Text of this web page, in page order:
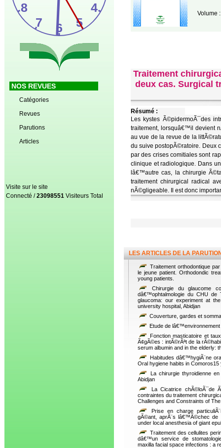
NOS REVUES
Catégories
Revues
Parutions
Articles
Visite sur le site
Connecté /23098551Visiteurs Total
Volume
Traitement
deux cas. Surgical
Résumé :
Les kystes Ã©pidermoÃ¯des
traitement, lorsquâ€™il devient
au vue de la revue de la
du suive postopÃ©ratoire. Deux
par des crises comitiales sont
clinique et radiologique. Dans
lâ€™autre cas, la chirurgie
traitement chirurgical radical
nÃ©gligeable. Il est donc
LES ARTICLES DE LA
Traitement orthodontique
le jeune patient. Orthodondic
young patients.
Chirurgie du glaucome
dâ€™ophtalmologie du CHU de
glaucoma: our experiment at
university hospital, Abidjan
Couverture, gardes et
Etude de
Fonction masticatoire et
Ã¢gÃ©es : intÃ©rÃªt de la
serum albumin and in the elderly:
Habitudes dâ€™hygiÃ¨ne
Oral hygiene habits in
La chirurgie thyroidienne
Abidjan
La Cicatrice chÃ©loÃ¯de
contraintes du traitement
Challenges and Constraints of
Prise en charge
gÃ©ant, aprÃ¨s lâ€™Ã©chec de
under local anesthesia of giant
Traitement des cellulites
dâ€™un service de
maxilla facial space infections : a